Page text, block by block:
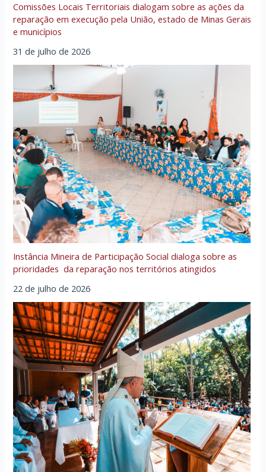
Comissões Locais Territoriais dialogam sobre as ações da
reparação em execução pela União, estado de Minas Gerais
e municípios
31 de julho de 2026
Instância Mineira de Participação Social dialoga sobre as
prioridades da reparação nos territórios atingidos
22 de julho de 2026